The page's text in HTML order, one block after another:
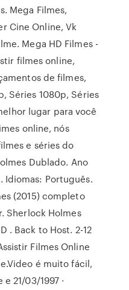
Mega Filmes,
Cine Online, Vk
Mega HD Filmes -
filmes online,
de filmes,
Séries 1080p, Séries
lugar para você
online, nós
e séries do
Dublado. Ano
Idiomas: Português.
(2015) completo
Sherlock Holmes
. Back to Host. 2-12
Filmes Online
é muito fácil,
21/03/1997 ·